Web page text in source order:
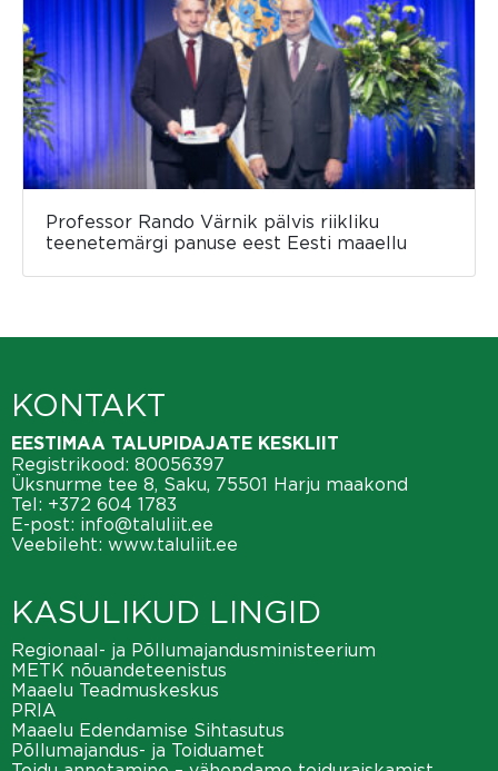
Professor Rando Värnik pälvis riikliku
teenetemärgi panuse eest Eesti maaellu
KONTAKT
EESTIMAA TALUPIDAJATE KESKLIIT
Registrikood: 80056397
Üksnurme tee 8, Saku, 75501 Harju maakond
Tel: +372 604 1783
E-post: info@taluliit.ee
Veebileht: www.taluliit.ee
KASULIKUD LINGID
Regionaal- ja Põllumajandusministeerium
METK nõuandeteenistus
Maaelu Teadmuskeskus
PRIA
Maaelu Edendamise Sihtasutus
Põllumajandus- ja Toiduamet